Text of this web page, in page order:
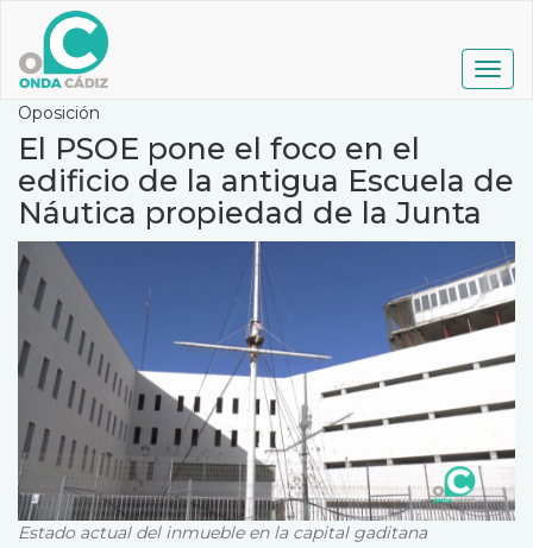
contenido
principal
Oposición
El PSOE pone el foco en el
edificio de la antigua Escuela de
Náutica propiedad de la Junta
Estado actual del inmueble en la capital gaditana